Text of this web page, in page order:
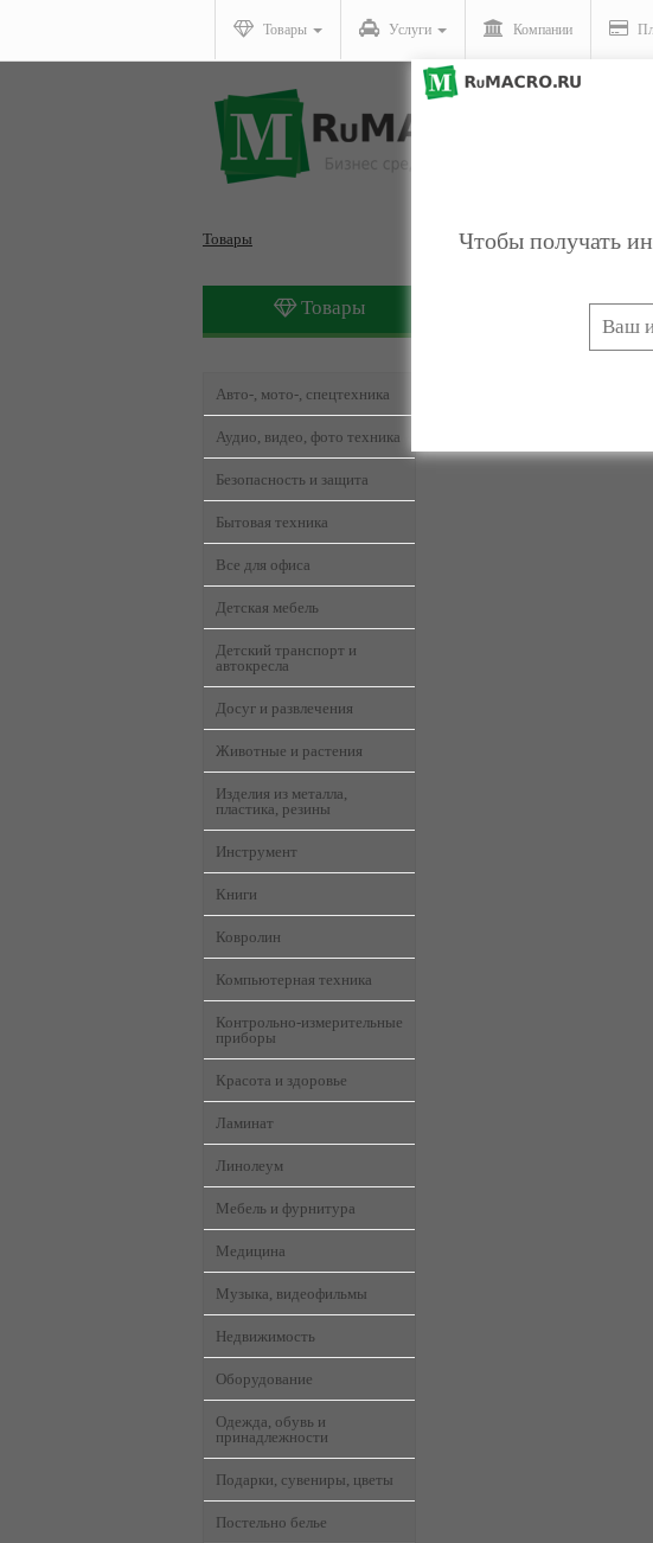
Товары Услуги Компании
Товары
Товары Услуги
Авто-, мото-, спецтехника
Аудио, видео, фото техника
Безопасность и защита
Бытовая техника
Все для офиса
Детская мебель
Детский транспорт и
автокресла
Досуг и развлечения
Животные и растения
Изделия из металла,
пластика, резины
Инструмент
Книги
Ковролин
Компьютерная техника
Контрольно-измерительные
приборы
Красота и здоровье
Ламинат
Линолеум
Мебель и фурнитура
Медицина
Музыка, видеофильмы
Недвижимость
Оборудование
Одежда, обувь и
принадлежности
Подарки, сувениры, цветы
Постельно белье
Чтобы получать